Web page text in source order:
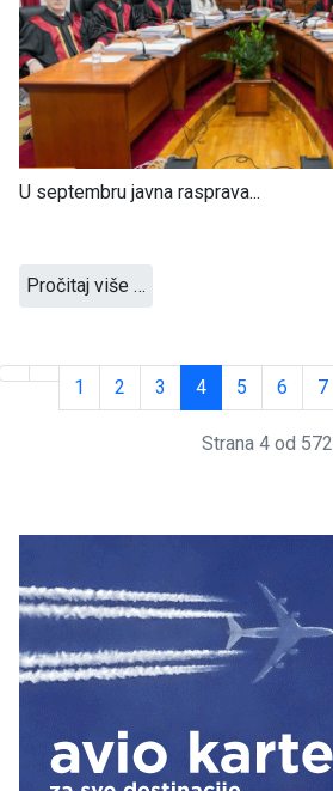
U septembru javna rasprava...
Pročitaj više …
1 2 3 4 5 6 7
Strana 4 od 572